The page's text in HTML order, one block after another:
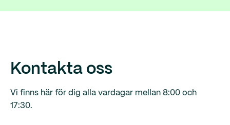
Kontakta oss
Vi finns här för dig alla vardagar mellan 8:00 och
17:30.